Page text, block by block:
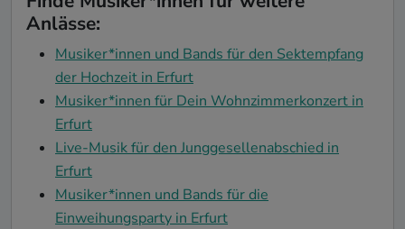
Anlässe:
Musiker*innen und Bands für den Sektempfang
der Hochzeit in Erfurt
Musiker*innen für Dein Wohnzimmerkonzert in
Erfurt
Live-Musik für den Junggesellenabschied in
Erfurt
Musiker*innen und Bands für die
Einweihungsparty in Erfurt